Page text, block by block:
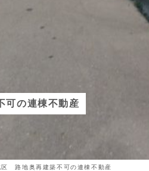
の連棟不動産
区 路地奥再建築不可の連棟不動産